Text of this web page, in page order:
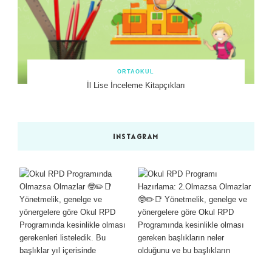
ORTAOKUL
İl Lise İnceleme Kitapçıkları
INSTAGRAM